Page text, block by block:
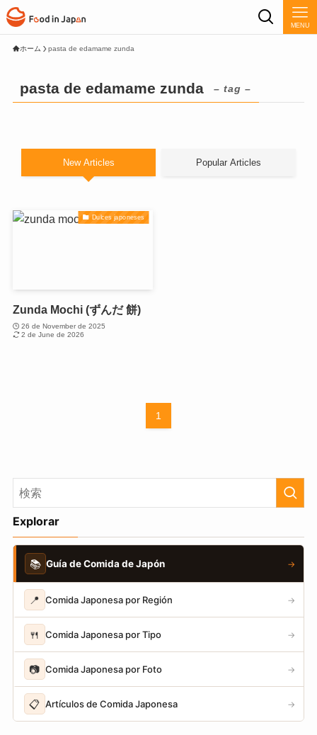
MENU
ホーム pasta de edamame zunda
pasta de edamame zunda – tag –
New Articles Popular Articles
Dulces japoneses
Zunda Mochi (ずんだ 餅)
26 de November de 2025
2 de June de 2026
1
Explorar
📚 Guía de Comida de Japón →
📍 Comida Japonesa por Región →
🍴 Comida Japonesa por Tipo →
📷 Comida Japonesa por Foto →
📋 Artículos de Comida Japonesa →